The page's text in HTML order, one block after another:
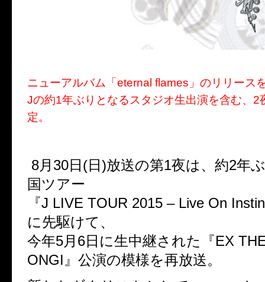
ニューアルバム「eternal flames」のリリース
Jの約1年ぶりとなるスタジオ生出演を含む、2
定。
8月30日(日)放送の第1夜は、約2年
国ツアー
『J LIVE TOUR 2015 – Live On
に先駆けて、
今年5月6日に生中継された『EX
ONGI』公演の模様を再放送。